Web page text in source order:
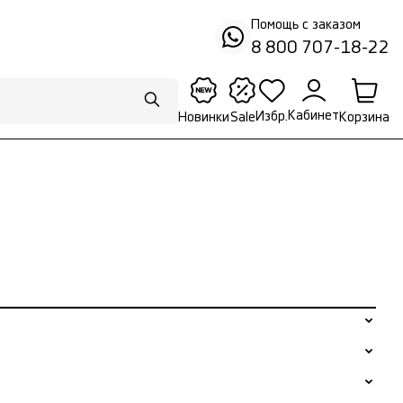
Помощь с заказом
8 800 707-18-22
НовинкиSale Избр. Кабинет Корзина